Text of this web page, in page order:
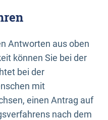
Antworten aus oben
können Sie bei der
bei der
mit
einen Antrag auf
nach dem